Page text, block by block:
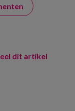
dit artikel